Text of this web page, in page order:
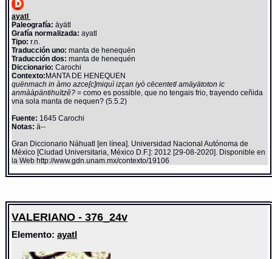
ayatl
Paleografía: äyätl
Grafía normalizada: ayatl
Tipo: r.n.
Traducción uno: manta de henequén
Traducción dos: manta de henequén
Diccionario:Carochi
Contexto:MANTA DE HENEQUEN
quënmach in àmo azce[c]miquì izçan iyò cëcentetl amäyätoton ic
anmààpäntihuïtzê?= como es possible, que no tengais frio, trayendo ceñida
vna sola manta de nequen? (5.5.2)
Fuente: 1645 Carochi
Notas: ä--
Gran Diccionario Náhuatl [en línea]. Universidad Nacional Autónoma de
México [Ciudad Universitaria, México D.F.]: 2012 [29-08-2020]. Disponible en
la Web http://www.gdn.unam.mx/contexto/19106
VALERIANO - 376_24v
Elemento:ayatl